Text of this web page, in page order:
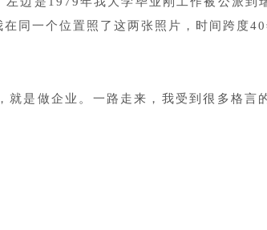
同一个位置照了这两张照片，时间跨度40
就是做企业。一路走来，我受到很多格言